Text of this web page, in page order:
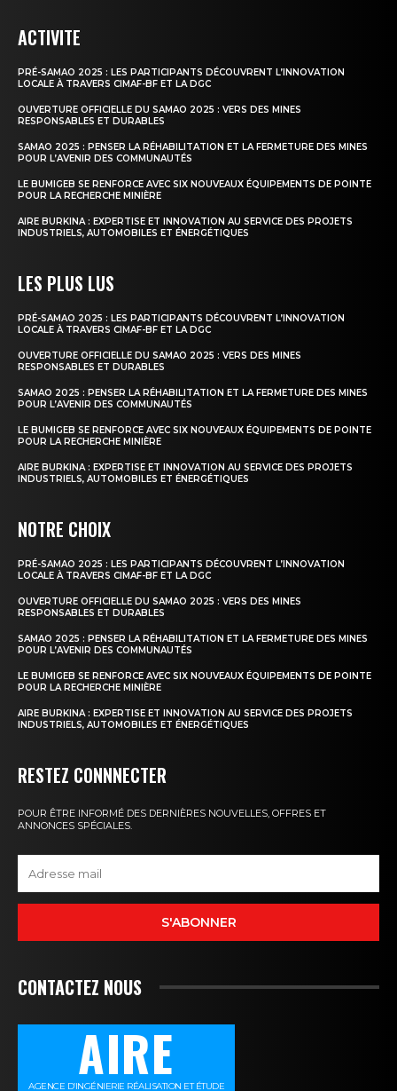
ACTIVITE
PRÉ-SAMAO 2025 : LES PARTICIPANTS DÉCOUVRENT L’INNOVATION
LOCALE À TRAVERS CIMAF-BF ET LA DGC
OUVERTURE OFFICIELLE DU SAMAO 2025 : VERS DES MINES
RESPONSABLES ET DURABLES
SAMAO 2025 : PENSER LA RÉHABILITATION ET LA FERMETURE DES MINES
POUR L’AVENIR DES COMMUNAUTÉS
LE BUMIGEB SE RENFORCE AVEC SIX NOUVEAUX ÉQUIPEMENTS DE POINTE
POUR LA RECHERCHE MINIÈRE
AIRE BURKINA : EXPERTISE ET INNOVATION AU SERVICE DES PROJETS
INDUSTRIELS, AUTOMOBILES ET ÉNERGÉTIQUES
LES PLUS LUS
PRÉ-SAMAO 2025 : LES PARTICIPANTS DÉCOUVRENT L’INNOVATION
LOCALE À TRAVERS CIMAF-BF ET LA DGC
OUVERTURE OFFICIELLE DU SAMAO 2025 : VERS DES MINES
RESPONSABLES ET DURABLES
SAMAO 2025 : PENSER LA RÉHABILITATION ET LA FERMETURE DES MINES
POUR L’AVENIR DES COMMUNAUTÉS
LE BUMIGEB SE RENFORCE AVEC SIX NOUVEAUX ÉQUIPEMENTS DE POINTE
POUR LA RECHERCHE MINIÈRE
AIRE BURKINA : EXPERTISE ET INNOVATION AU SERVICE DES PROJETS
INDUSTRIELS, AUTOMOBILES ET ÉNERGÉTIQUES
NOTRE CHOIX
PRÉ-SAMAO 2025 : LES PARTICIPANTS DÉCOUVRENT L’INNOVATION
LOCALE À TRAVERS CIMAF-BF ET LA DGC
OUVERTURE OFFICIELLE DU SAMAO 2025 : VERS DES MINES
RESPONSABLES ET DURABLES
SAMAO 2025 : PENSER LA RÉHABILITATION ET LA FERMETURE DES MINES
POUR L’AVENIR DES COMMUNAUTÉS
LE BUMIGEB SE RENFORCE AVEC SIX NOUVEAUX ÉQUIPEMENTS DE POINTE
POUR LA RECHERCHE MINIÈRE
AIRE BURKINA : EXPERTISE ET INNOVATION AU SERVICE DES PROJETS
INDUSTRIELS, AUTOMOBILES ET ÉNERGÉTIQUES
RESTEZ CONNNECTER
POUR ÊTRE INFORMÉ DES DERNIÈRES NOUVELLES, OFFRES ET
ANNONCES SPÉCIALES.
S'ABONNER
CONTACTEZ NOUS
AIRE
AGENCE D’INGÉNIERIE RÉALISATION ET ÉTUDE